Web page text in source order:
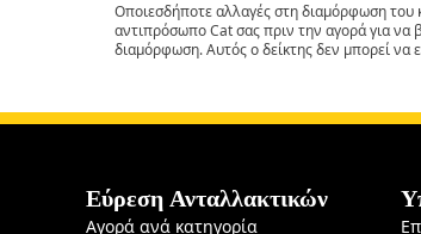
Οποιεσδήποτε αλλαγές στη διαμόρφωση του
αντιπρόσωπο Cat σας πριν την αγορά για να
διαμόρφωση. Αυτός ο δείκτης δεν μπορεί να
Εύρεση Ανταλλακτικών
Αγορά ανά κατηγορία